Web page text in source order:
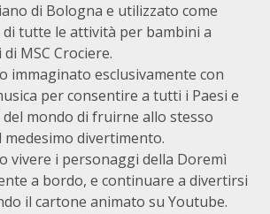
di Bologna e utilizzato come
di tutte le attività per bambini a
MSC Crociere.
immaginato esclusivamente con
per consentire a tutti i Paesi e
mondo di fruirne allo stesso
divertimento.
vivere i personaggi della Doremì
a bordo, e continuare a divertirsi
il cartone animato su Youtube.